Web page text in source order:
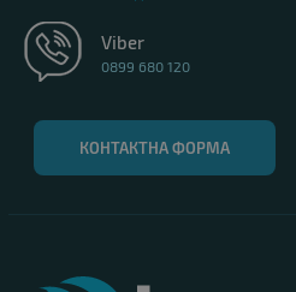
Viber
0899 680 120
КОНТАКТНА ФОРМА